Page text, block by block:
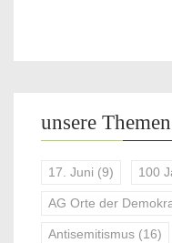
unsere Themen
17. Juni (9) 100
AG Orte der
Antisemitismus (16)